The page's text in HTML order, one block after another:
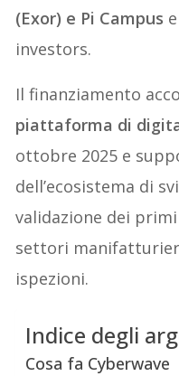
(Exor) e Pi Campus
investors.
Il finanziamento
piattaforma di
ottobre 2025 e
dell’ecosistema di
validazione dei
settori
ispezioni.
Indice degli
Cosa fa Cyberwave